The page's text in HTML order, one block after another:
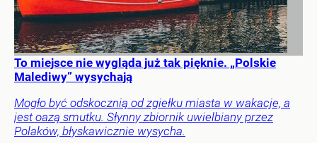
To miejsce nie wygląda już tak pięknie. „Polskie
Malediwy” wysychają
Mogło być odskocznią od zgiełku miasta w wakacje, a
jest oazą smutku. Słynny zbiornik uwielbiany przez
Polaków, błyskawicznie wysycha.